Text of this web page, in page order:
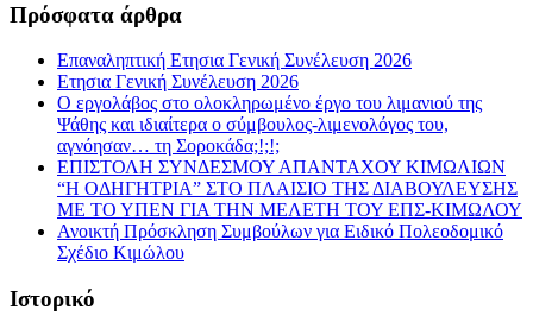
Πρόσφατα άρθρα
Επαναληπτική Ετησια Γενική Συνέλευση 2026
Ετησια Γενική Συνέλευση 2026
Ο εργολάβος στο ολοκληρωμένο έργο του λιμανιού της
Ψάθης και ιδιαίτερα ο σύμβουλος-λιμενολόγος του,
αγνόησαν… τη Σοροκάδα;!;!;
ΕΠΙΣΤΟΛΗ ΣΥΝΔΕΣΜΟΥ ΑΠΑΝΤΑΧΟΥ ΚΙΜΩΛΙΩΝ
“Η ΟΔΗΓΗΤΡΙΑ” ΣΤΟ ΠΛΑΙΣΙΟ ΤΗΣ ΔΙΑΒΟΥΛΕΥΣΗΣ
ΜΕ ΤΟ ΥΠΕΝ ΓΙΑ ΤΗΝ ΜΕΛΕΤΗ ΤΟΥ ΕΠΣ-ΚΙΜΩΛΟΥ
Ανοικτή Πρόσκληση Συμβούλων για Ειδικό Πολεοδομικό
Σχέδιο Κιμώλου
Ιστορικό